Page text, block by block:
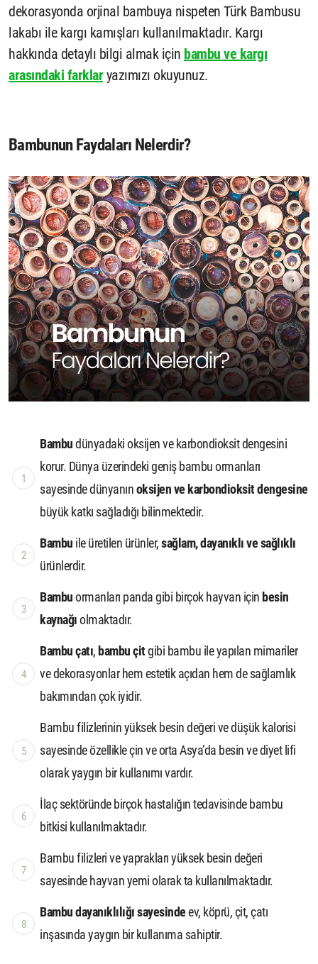
dekorasyonda orjinal bambuya nispeten Türk Bambusu
lakabı ile kargı kamışları kullanılmaktadır. Kargı
hakkında detaylı bilgi almak için bambu ve kargı
arasındaki farklaryazımızı okuyunuz.
Bambunun Faydaları Nelerdir?
Bambudünyadaki oksijen ve karbondioksit dengesini
korur. Dünya üzerindeki geniş bambu ormanları
sayesinde dünyanınoksijen ve karbondioksit dengesine
büyük katkı sağladığı bilinmektedir.
Bambu ile üretilen ürünler,sağlam, dayanıklı ve sağlıklı
ürünlerdir.
Bambuormanları panda gibi birçok hayvan için besin
kaynağıolmaktadır.
Bambu çatı, bambu çitgibi bambu ile yapılan mimariler
ve dekorasyonlar hem estetik açıdan hem de sağlamlık
bakımından çok iyidir.
Bambu filizlerinin yüksek besin değeri ve düşük kalorisi
sayesinde özellikle çin ve orta Asya’da besin ve diyet lifi
olarak yaygın bir kullanımı vardır.
İlaç sektöründe birçok hastalığın tedavisinde bambu
bitkisi kullanılmaktadır.
Bambu filizleri ve yaprakları yüksek besin değeri
sayesinde hayvan yemi olarak ta kullanılmaktadır.
Bambu dayanıklılığı sayesindeev, köprü, çit, çatı
inşasında yaygın bir kullanıma sahiptir.